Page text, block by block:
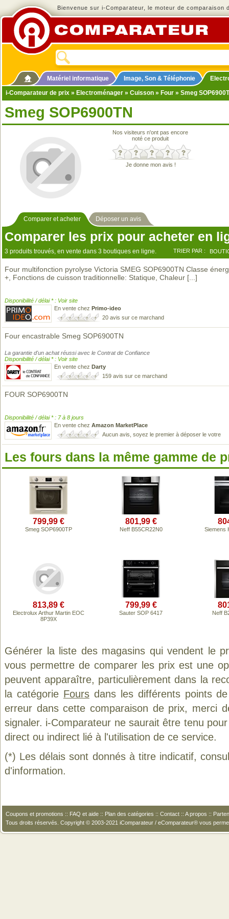
Bienvenue sur i-Comparateur, le moteur de comparaison
Matériel informatique Image, Son & Téléphonie
i-Comparateur de prix » Electroménager » Cuisson » Four » Smeg
Smeg SOP6900TN
Nos visiteurs n'ont pas encore
noté ce produit
Je donne mon avis !
Comparer et acheter Déposer un avis
Comparer les prix pour acheter en
3 produits trouvés, en vente dans 3 boutiques en ligne. TRIER PAR :
Four multifonction pyrolyse Victoria SMEG SOP6900TN Classe
+, Fonctions de cuisson traditionnelle: Statique, Chaleur [...]
Disponibilité / délai * : Voir site
En vente chez Primo-ideo
20 avis sur ce marchand
Four encastrable Smeg SOP6900TN
La garantie d'un achat réussi avec le Contrat de Confiance
Disponibilité / délai * : Voir site
En vente chez Darty
159 avis sur ce marchand
FOUR SOP6900TN
Disponibilité / délai * : 7 à 8 jours
En vente chez Amazon MarketPlace
Aucun avis, soyez le premier à déposer le votre
Les fours dans la même gamme de
799,99 €
Smeg SOP6900TP
801,99 €
Neff B55CR22N0 Siemens
813,89 €
Electrolux Arthur Martin EOC
8P39X
799,99 €
Sauter SOP 6417 Neff
Générer la liste des magasins qui vendent le
vous permettre de comparer les prix est une
peuvent apparaître, particulièrement dans la
la catégorie Foursdans les différents points
erreur dans cette comparaison de prix, merci
signaler. i-Comparateur ne saurait être tenu
direct ou indirect lié à l'utilisation de ce service.
(*) Les délais sont donnés à titre indicatif,
d'information.
Coupons et promotions :: FAQ et aide :: Plan des catégories :: Contact :: A propos ::
Tous droits réservés. Copyright © 2003-2021 iComparateur / eComparateur® vous